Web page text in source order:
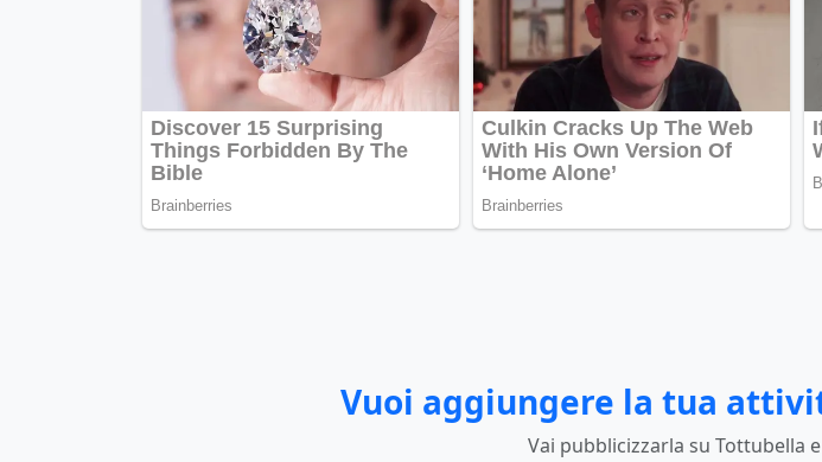
Vuoi aggiungere la tua
Vai pubblicizzarla su Tottubella